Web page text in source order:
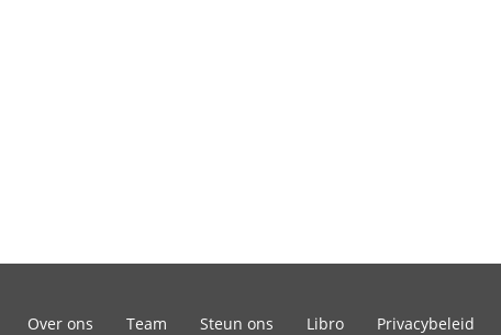
Over ons Team Steun ons Libro Privacybeleid